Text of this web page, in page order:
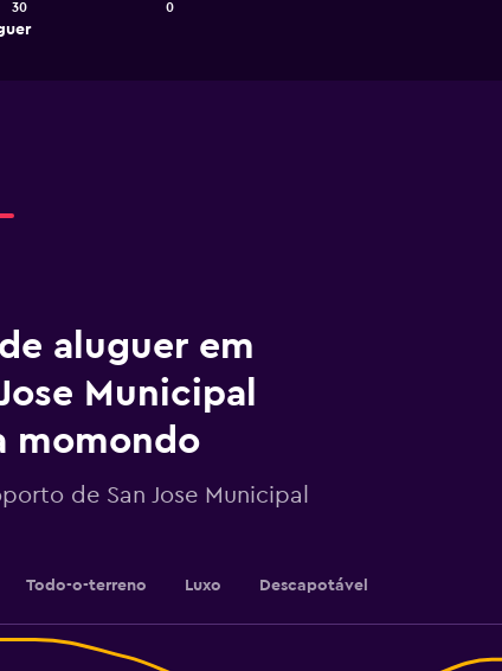
30 0
aluguer em
Municipal
momondo
de San Jose Municipal
Todo-o-terreno Luxo Descapotável